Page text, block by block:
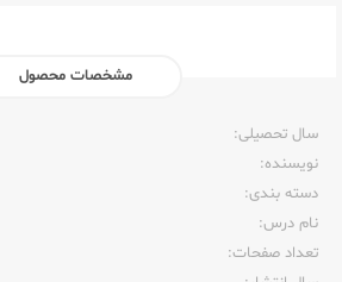
مشخصات محصول
سال تحصیلی:‌
نویسنده:‌
دسته بندی:
نام درس:
تعداد صفحات:‌